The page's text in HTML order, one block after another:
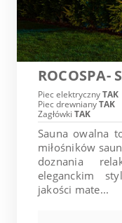
ROCOSPA-
Piec elektrycznyTAK
Piec drewnianyTAK
Zagłówki TAK
Sauna owalna
miłośników
doznania
eleganckim
jakości mate...